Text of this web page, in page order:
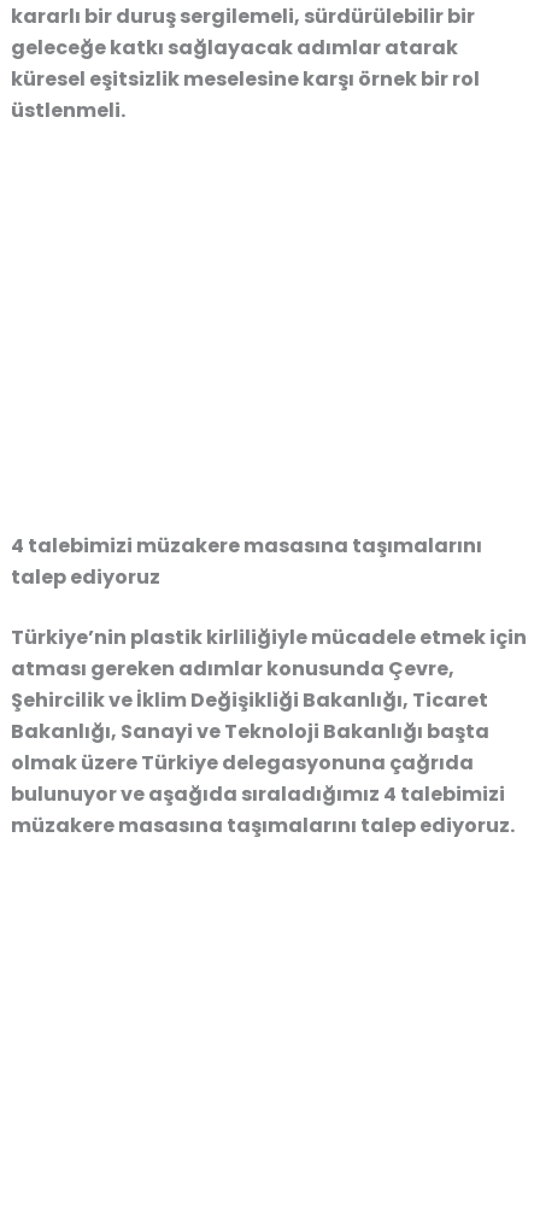
kararlı bir duruş sergilemeli, sürdürülebilir bir
geleceğe katkı sağlayacak adımlar atarak
küresel eşitsizlik meselesine karşı örnek bir rol
üstlenmeli.
4 talebimizi müzakere masasına taşımalarını
talep ediyoruz
Türkiye’nin plastik kirliliğiyle mücadele etmek için
atması gereken adımlar konusunda Çevre,
Şehircilik ve İklim Değişikliği Bakanlığı, Ticaret
Bakanlığı, Sanayi ve Teknoloji Bakanlığı başta
olmak üzere Türkiye delegasyonuna çağrıda
bulunuyor ve aşağıda sıraladığımız 4 talebimizi
müzakere masasına taşımalarını talep ediyoruz.